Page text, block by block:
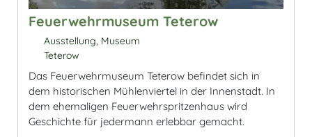
Feuerwehrmuseum Teterow
Ausstellung, Museum
Teterow
Das Feuerwehrmuseum Teterow befindet sich in
dem historischen Mühlenviertel in der Innenstadt. In
dem ehemaligen Feuerwehrspritzenhaus wird
Geschichte für jedermann erlebbar gemacht.